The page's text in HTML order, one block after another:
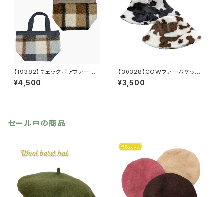
【19382】チェックボアファート
ート【送料無料】秋冬バッグ 新
作
¥4,500
【30328】COWファーバケッ
ト 牛柄 ファー 暖かい 防
寒 冬帽子
¥3,500
セール中の商品